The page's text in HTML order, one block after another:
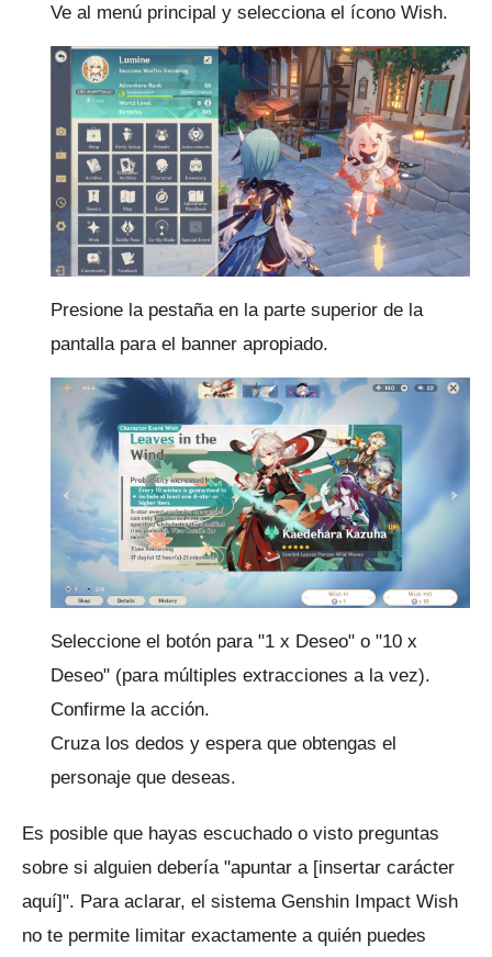
Ve al menú principal y selecciona el ícono Wish.
Presione la pestaña en la parte superior de la
pantalla para el banner apropiado.
Seleccione el botón para "1 x Deseo" o "10 x
Deseo" (para múltiples extracciones a la vez).
Confirme la acción.
Cruza los dedos y espera que obtengas el
personaje que deseas.
Es posible que hayas escuchado o visto preguntas
sobre si alguien debería "apuntar a [insertar carácter
aquí]". Para aclarar, el sistema Genshin Impact Wish
no te permite limitar exactamente a quién puedes